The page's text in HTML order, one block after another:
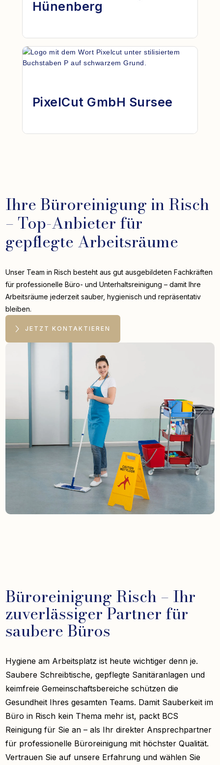
Hünenberg
PixelCut GmbH Sursee
Ihre Büroreinigung in Risch
– Top-Anbieter für
gepflegte Arbeitsräume
Unser Team in Risch besteht aus gut ausgebildeten Fachkräften
für professionelle Büro- und Unterhaltsreinigung – damit Ihre
Arbeitsräume jederzeit sauber, hygienisch und repräsentativ
bleiben.
JETZT KONTAKTIEREN
Büroreinigung Risch – Ihr
zuverlässiger Partner für
saubere Büros
Hygiene am Arbeitsplatz ist heute wichtiger denn je.
Saubere Schreibtische, gepflegte Sanitäranlagen und
keimfreie Gemeinschaftsbereiche schützen die
Gesundheit Ihres gesamten Teams. Damit Sauberkeit im
Büro in Risch kein Thema mehr ist, packt BCS
Reinigung für Sie an – als Ihr direkter Ansprechpartner
für professionelle Büroreinigung mit höchster Qualität.
Vertrauen Sie auf unsere Erfahrung und wählen Sie